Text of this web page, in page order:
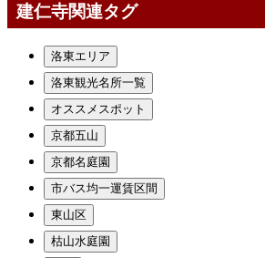
建仁寺関連タグ
洛東エリア
洛東観光名所一覧
オススメスポット
京都五山
京都名庭園
市バス均一運賃区間
東山区
枯山水庭園